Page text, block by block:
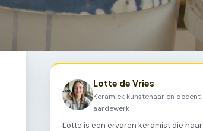
Lotte de Vries
Keramiek kunstenaar en docent
aardewerk
Lotte is een ervaren keramist die haar